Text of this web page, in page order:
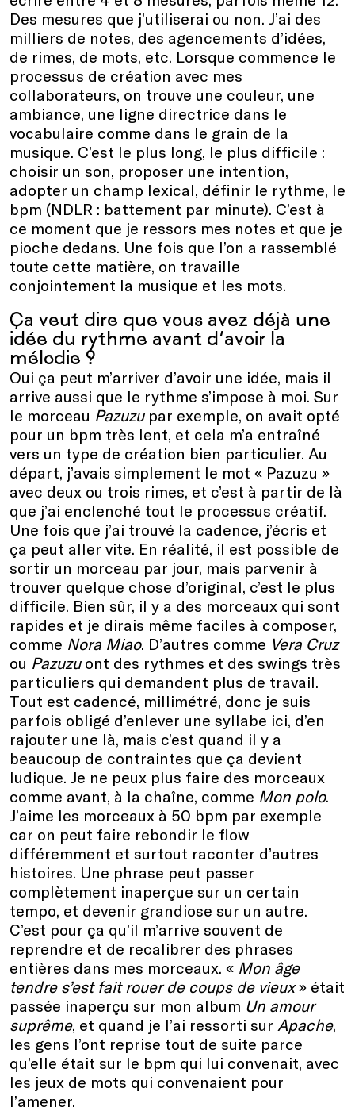
Des mesures que j’utiliserai ou non. J’ai des
milliers de notes, des agencements d’idées,
de rimes, de mots, etc. Lorsque commence le
processus de création avec mes
collaborateurs, on trouve une couleur, une
ambiance, une ligne directrice dans le
vocabulaire comme dans le grain de la
musique. C’est le plus long, le plus difficile :
choisir un son, proposer une intention,
adopter un champ lexical, définir le rythme, le
bpm (NDLR : battement par minute). C’est à
ce moment que je ressors mes notes et que je
pioche dedans. Une fois que l’on a rassemblé
toute cette matière, on travaille
conjointement la musique et les mots.
Ça veut dire que vous avez déjà une
idée du rythme avant d’avoir la
mélodie ?
Oui ça peut m’arriver d’avoir une idée, mais il
arrive aussi que le rythme s’impose à moi. Sur
le morceau Pazuzupar exemple, on avait opté
pour un bpm très lent, et cela m’a entraîné
vers un type de création bien particulier. Au
départ, j’avais simplement le mot « Pazuzu »
avec deux ou trois rimes, et c’est à partir de là
que j’ai enclenché tout le processus créatif.
Une fois que j’ai trouvé la cadence, j’écris et
ça peut aller vite. En réalité, il est possible de
sortir un morceau par jour, mais parvenir à
trouver quelque chose d’original, c’est le plus
difficile. Bien sûr, il y a des morceaux qui sont
rapides et je dirais même faciles à composer,
comme Nora Miao. D’autres comme Vera Cruz
ou Pazuzuont des rythmes et des swings très
particuliers qui demandent plus de travail.
Tout est cadencé, millimétré, donc je suis
parfois obligé d’enlever une syllabe ici, d’en
rajouter une là, mais c’est quand il y a
beaucoup de contraintes que ça devient
ludique. Je ne peux plus faire des morceaux
comme avant, à la chaîne, comme Mon polo.
J’aime les morceaux à 50 bpm par exemple
car on peut faire rebondir le flow
différemment et surtout raconter d’autres
histoires. Une phrase peut passer
complètement inaperçue sur un certain
tempo, et devenir grandiose sur un autre.
C’est pour ça qu’il m’arrive souvent de
reprendre et de recalibrer des phrases
entières dans mes morceaux. « Mon âge
tendre s’est fait rouer de coups de vieux» était
passée inaperçu sur mon album Un amour
suprême, et quand je l’ai ressorti sur Apache,
les gens l’ont reprise tout de suite parce
qu’elle était sur le bpm qui lui convenait, avec
les jeux de mots qui convenaient pour
l’amener.